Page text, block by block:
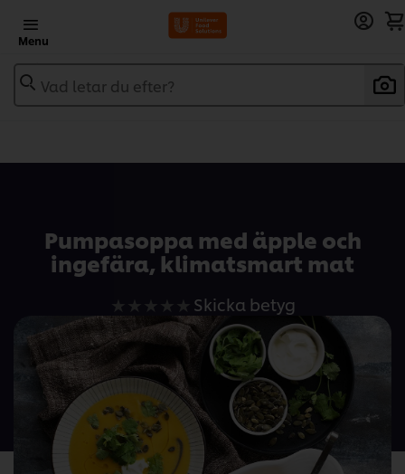
Menu
Vad letar du efter?
Pumpasoppa med äpple och
ingefära, klimatsmart mat
Inga
betyg
har
skickats
denna
recipe
Skicka betyg